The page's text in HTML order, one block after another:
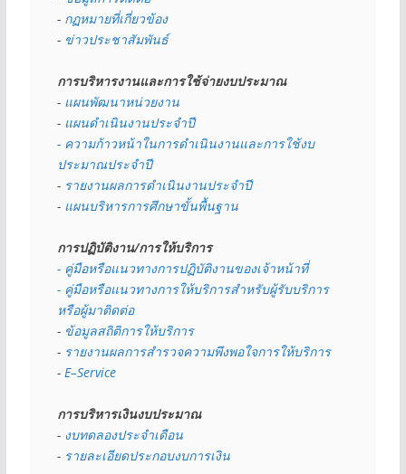
- กฏหมายที่เกี่ยวข้อง
- ข่าวประชาสัมพันธ์
การบริหารงานและการใช้จ่ายงบประมาณ
- แผนพัฒนาหน่วยงาน
- แผนดำเนินงานประจำปี
- ความก้าวหน้าในการดำเนินงานและการใช้งบ
ประมาณประจำปี
- รายงานผลการดำเนินงานประจำปี
- แผนบริหารการศึกษาขั้นพื้นฐาน
การปฏิบัติงาน/การให้บริการ
- คู่มือหรือแนวทางการปฏิบัติงานของเจ้าหน้าที่
- คู่มือหรือแนวทางการให้บริการสำหรับผู้รับบริการ
หรือผู้มาติดต่อ
- ข้อมูลสถิติการให้บริการ
- รายงานผลการสำรวจความพึงพอใจการให้บริการ
- E–Service
การบริหารเงินงบประมาณ
- งบทดลองประจำเดือน
- รายละเอียดประกอบงบการเงิน